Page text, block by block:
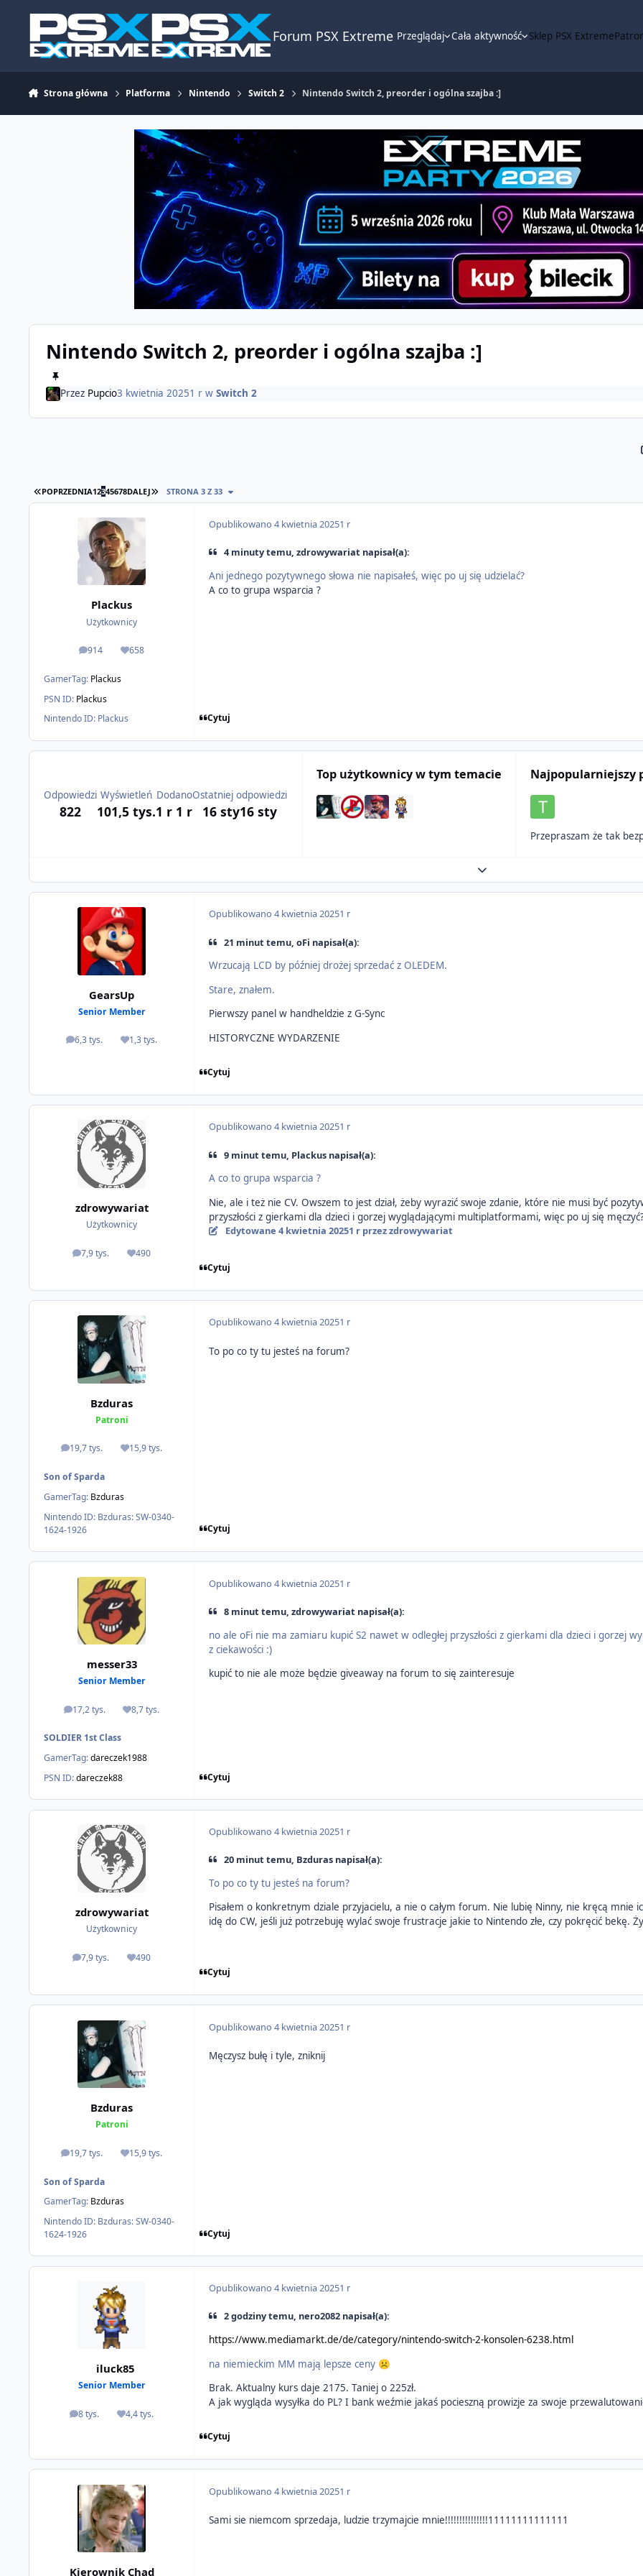
Forum PSX Extreme Przeglądaj Cała aktywność Sklep PSX Extreme
Strona główna Platforma Nintendo Switch 2 Nintendo Switch 2, preorder i ogólna szajba :]
Nintendo Switch 2, preorder i ogólna szajba :]
Przez Pupcio3 kwietnia 20251 rwSwitch 2
PIERWSZA STRONA
POPRZEDNIA12345678DALEJ OSTATNIA STRONA
STRONA 3 Z 33
Plackus
Użytkownicy
914
odpowiedzi658
Reputacja
GamerTag: Plackus
PSN ID: Plackus
Nintendo ID: Plackus
Opublikowano4 kwietnia 20251 r
4 minuty temu, zdrowywariat napisał(a):
Ani jednego pozytywnego słowa nie napisałeś, więc po uj się udzielać?
A co to grupa wsparcia ?
Cytuj
Odpowiedzi
822
Wyświetleń
101,5 tys.
Dodano
1 r 1 r
Ostatniej odpowiedzi
16 sty16 sty
Top użytkownicy w tym temacie Najpopularniejszy
Przepraszam że tak
Expand topic overview
GearsUp
Senior Member
6,3 tys.
odpowiedzi1,3 tys.
Reputacja
Opublikowano4 kwietnia 20251 r
21 minut temu, oFi napisał(a):
Wrzucają LCD by później drożej sprzedać z OLEDEM.
Stare, znałem.
Pierwszy panel w handheldzie z G-Sync
HISTORYCZNE WYDARZENIE
Cytuj
zdrowywariat
Użytkownicy
7,9 tys.
odpowiedzi490
Reputacja
Opublikowano4 kwietnia 20251 r
9 minut temu, Plackus napisał(a):
A co to grupa wsparcia ?
Nie, ale i też nie CV. Owszem to jest dział, żeby wyrazić swoje zdanie, które nie musi być
przyszłości z gierkami dla dzieci i gorzej wyglądającymi multiplatformami, więc po uj się
Edytowane 4 kwietnia 20251 r przez zdrowywariat
Cytuj
Bzduras
Patroni
19,7 tys.
odpowiedzi15,9 tys.
Reputacja
Son of Sparda
GamerTag: Bzduras
Nintendo ID: Bzduras: SW-0340-
1624-1926
Opublikowano4 kwietnia 20251 r
To po co ty tu jesteś na forum?
Cytuj
messer33
Senior Member
17,2 tys.
odpowiedzi8,7 tys.
Reputacja
SOLDIER 1st Class
GamerTag:dareczek1988
PSN ID:dareczek88
Opublikowano4 kwietnia 20251 r
8 minut temu, zdrowywariat napisał(a):
no ale oFi nie ma zamiaru kupić S2 nawet w odległej przyszłości z gierkami dla dzieci i gorzej
z ciekawości :)
kupić to nie ale może będzie giveaway na forum to się zainteresuje
Cytuj
zdrowywariat
Użytkownicy
7,9 tys.
odpowiedzi490
Reputacja
Opublikowano4 kwietnia 20251 r
20 minut temu, Bzduras napisał(a):
To po co ty tu jesteś na forum?
Pisałem o konkretnym dziale przyjacielu, a nie o całym forum. Nie lubię Ninny, nie kręcą mnie
idę do CW, jeśli już potrzebuję wylać swoje frustracje jakie to Nintendo złe, czy pokręcić bekę.
Cytuj
Bzduras
Patroni
19,7 tys.
odpowiedzi15,9 tys.
Reputacja
Son of Sparda
GamerTag: Bzduras
Nintendo ID: Bzduras: SW-0340-
1624-1926
Opublikowano4 kwietnia 20251 r
Męczysz bułę i tyle, zniknij
Cytuj
iluck85
Senior Member
8 tys.
odpowiedzi4,4 tys.
Reputacja
Opublikowano4 kwietnia 20251 r
2 godziny temu, nero2082 napisał(a):
https://www.mediamarkt.de/de/category/nintendo-switch-2-konsolen-6238.html
na niemieckim MM mają lepsze ceny ☹️
Brak. Aktualny kurs daje 2175. Taniej o 225zł.
A jak wygląda wysyłka do PL? I bank weźmie jakaś pocieszną prowizje za swoje
Cytuj
Kierownik Chad
Opublikowano4 kwietnia 20251 r
Sami sie niemcom sprzedaja, ludzie trzymajcie mnie!!!!!!!!!!!!!!!11111111111111